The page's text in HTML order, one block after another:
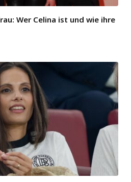
Wer Celina ist und wie ihre